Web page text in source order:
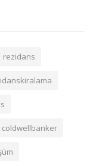
rezidans
coldwellbanker